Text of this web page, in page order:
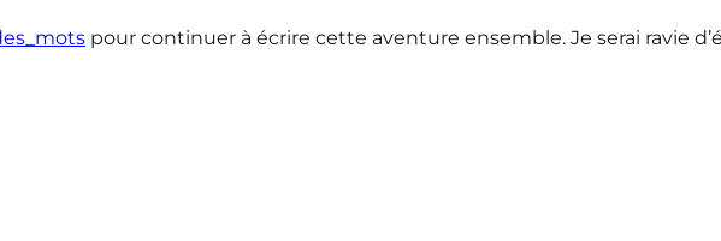
pour continuer à écrire cette aventure ensemble. Je serai ravie